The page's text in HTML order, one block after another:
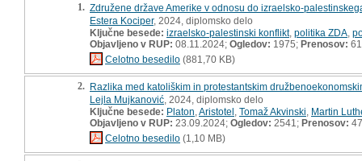
1. Združene države Amerike v odnosu do izraelsko-
Estera Kociper, 2024, diplomsko delo
Ključne besede: izraelsko-palestinski konflikt, politika ZDA
Objavljeno v RUP: 08.11.2024; Ogledov: 1975; Prenosov: 61
Celotno besedilo (881,70 KB)
2. Razlika med katoliškim in protestantskim
Lejla Mujkanović , 2024, diplomsko delo
Ključne besede: Platon Aristotel Tomaž Akvinski Martin
Objavljeno v RUP: 23.09.2024; Ogledov: 2541; Prenosov: 47
Celotno besedilo (1,10 MB)